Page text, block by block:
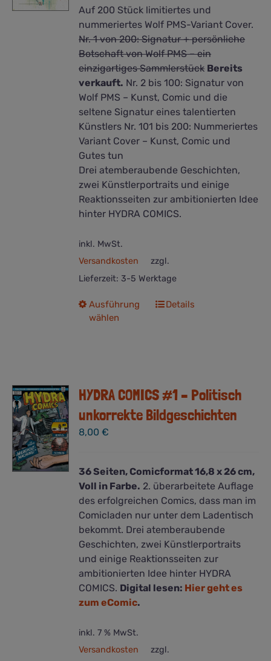
Auf 200 Stück limitiertes und
nummeriertes Wolf PMS-Variant Cover.
Nr. 1 von 200: Signatur + persönliche
Botschaft von Wolf PMS – ein
einzigartiges Sammlerstück Bereits
verkauft. Nr. 2 bis 100: Signatur von
Wolf PMS – Kunst, Comic und die
seltene Signatur eines talentierten
Künstlers Nr. 101 bis 200: Nummeriertes
Variant Cover – Kunst, Comic und
Gutes tun
Drei atemberaubende Geschichten,
zwei Künstlerportraits und einige
Reaktionsseiten zur ambitionierten Idee
hinter HYDRA COMICS.
inkl. MwSt.
zzgl.
Versandkosten
Lieferzeit: 3-5 Werktage
Ausführung
wählen
Dieses
Die
können
Details
HYDRA COMICS #1 – Politisch
unkorrekte Bildgeschichten
8,00€
36 Seiten, Comicformat 16,8 x 26 cm,
Voll in Farbe. 2. überarbeitete Auflage
des erfolgreichen Comics, dass man im
Comicladen nur unter dem Ladentisch
bekommt. Drei atemberaubende
Geschichten, zwei Künstlerportraits
und einige Reaktionsseiten zur
ambitionierten Idee hinter HYDRA
COMICS. Digital lesen: Hier geht es
zum eComic.
inkl. 7 % MwSt.
zzgl.
Versandkosten